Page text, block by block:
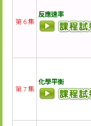
第 6 集
反應速率
第 7 集
化學平衡